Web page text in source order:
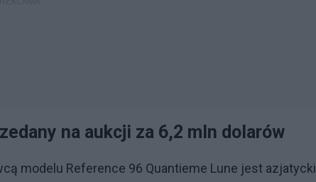
na aukcji za 6,2 mln dolarów
modelu Reference 96 Quantieme Lune jest azjatycki